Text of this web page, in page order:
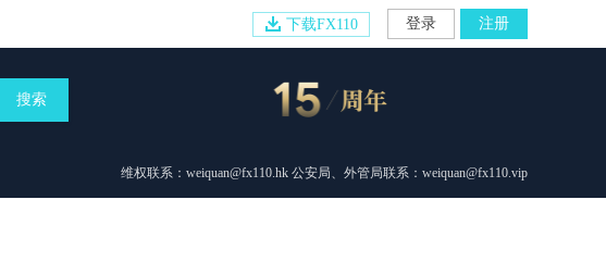
登录 注册
下载FX110
搜索
维权联系：weiquan@fx110.hk 公安局、外管局联系：weiquan@fx110.vip